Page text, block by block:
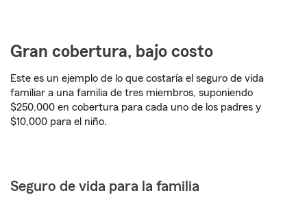
Gran cobertura, bajo costo
Este es un ejemplo de lo que costaría el seguro de vida
familiar a una familia de tres miembros, suponiendo
$250,000 en cobertura para cada uno de los padres y
$10,000 para el niño.
Seguro de vida para la familia